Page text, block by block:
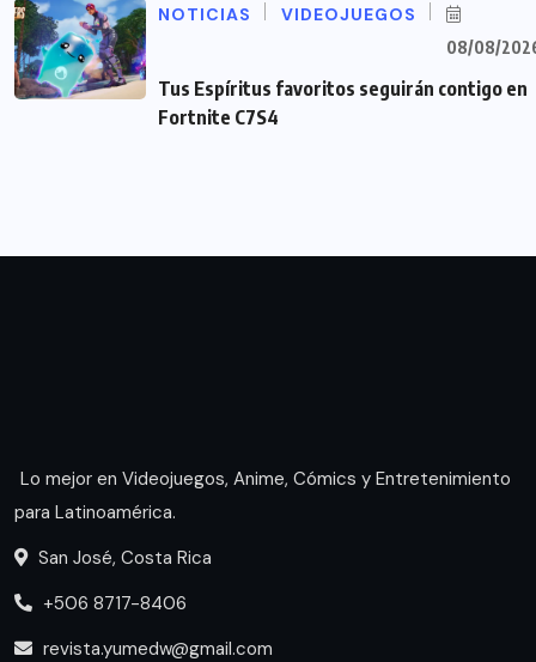
NOTICIAS VIDEOJUEGOS
08/08/
Tus Espíritus favoritos seguirán contigo en
Fortnite C7S4
Lo mejor en Videojuegos, Anime, Cómics y Entretenimiento
para Latinoamérica.
San José, Costa Rica
+506 8717-8406
revista.yumedw@gmail.com